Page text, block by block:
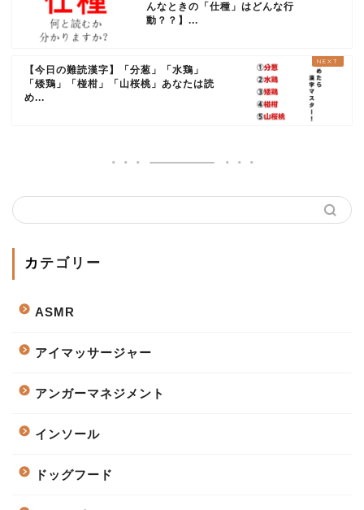
んなときの「仕種」はどんな行
動？？】...
【今日の難読漢字】「分葱」「水鶏」
「矮鶏」「椪柑」「山桜桃」あなたは読
め...
カテゴリー
ASMR
アイマッサージャー
アンガーマネジメント
インソール
ドッグフード